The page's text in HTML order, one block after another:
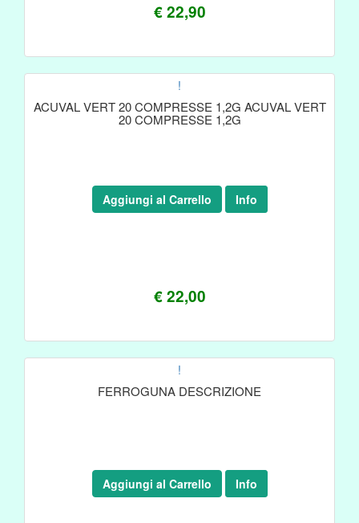
€ 22,90
!
ACUVAL VERT 20 COMPRESSE 1,2G ACUVAL VERT
20 COMPRESSE 1,2G
€ 22,00
Aggiungi al Carrello Info
!
FERROGUNA DESCRIZIONE
Aggiungi al Carrello Info